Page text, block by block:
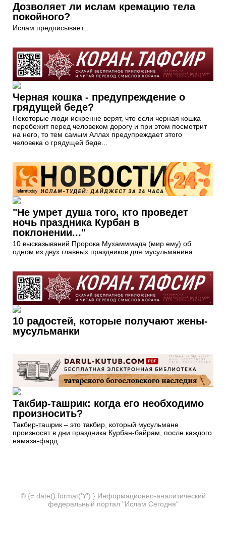
Дозволяет ли ислам кремацию тела
покойного?
Ислам предписывает...
Черная кошка - предупреждение о
грядущей беде?
Некоторые люди искренне верят, что если черная кошка
перебежит перед человеком дорогу и при этом посмотрит
на него, то тем самым Аллах предупреждает этого
человека о грядущей беде...
"Не умрет душа того, кто проведет
ночь праздника Курбан в
поклонении..."
10 высказываний Пророка Мухамммада (мир ему) об
одном из двух главных праздников для мусульманина.
10 радостей, которые получают жены-
мусульманки
Такбир-ташрик: когда его необходимо
произносить?
Такбир-ташрик – это такбир, который мусульмане
произносят в дни праздника Курбан-байрам, после каждого
намаза-фард.
© {= date().format('Y') } Информационно-аналитический
федеральный портал "Ислам Сегодня"